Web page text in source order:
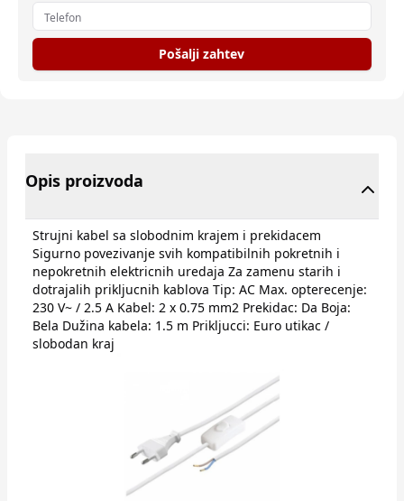
Pošalji zahtev
Opis proizvoda
Strujni kabel sa slobodnim krajem i prekidacem
Sigurno povezivanje svih kompatibilnih pokretnih i
nepokretnih elektricnih uredaja Za zamenu starih i
dotrajalih prikljucnih kablova Tip: AC Max. opterecenje:
230 V~ / 2.5 A Kabel: 2 x 0.75 mm2 Prekidac: Da Boja:
Bela Dužina kabela: 1.5 m Prikljucci: Euro utikac /
slobodan kraj